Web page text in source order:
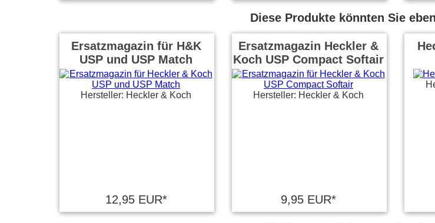
Diese Produkte könnten Sie
Ersatzmagazin für H&K
USP und USP Match
Hersteller: Heckler & Koch
12,95 EUR*
Ersatzmagazin Heckler &
Koch USP Compact Softair
Hersteller: Heckler & Koch
9,95 EUR*